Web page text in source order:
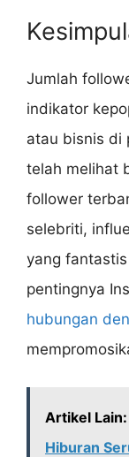
Jumlah
indikator
atau bisnis di
telah melihat
follower
selebriti,
yang
pentingnya
hubungan
Artikel Lain:
Hiburan